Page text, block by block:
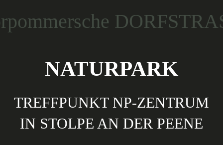
NATURPARK
TREFFPUNKT NP-ZENTRUM
IN STOLPE AN DER PEENE